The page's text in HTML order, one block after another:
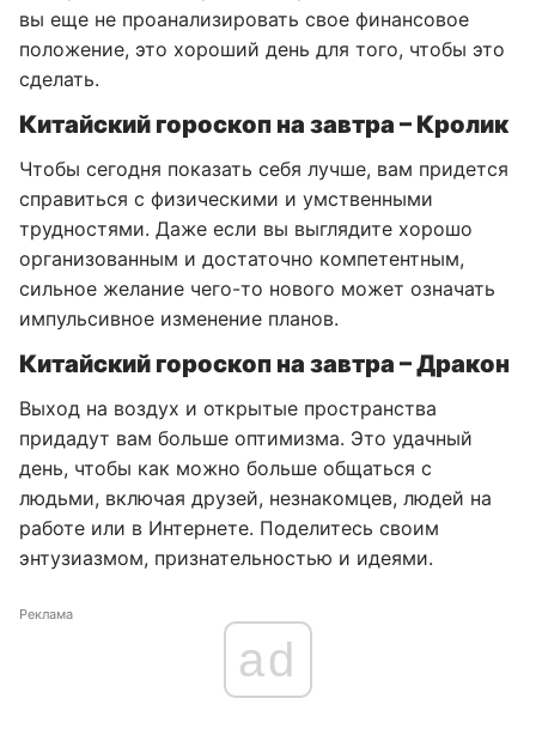
вы еще не проанализировать свое финансовое
положение, это хороший день для того, чтобы это
сделать.
Китайский гороскоп на завтра – Кролик
Чтобы сегодня показать себя лучше, вам придется
справиться с физическими и умственными
трудностями. Даже если вы выглядите хорошо
организованным и достаточно компетентным,
сильное желание чего-то нового может означать
импульсивное изменение планов.
Китайский гороскоп на завтра – Дракон
Выход на воздух и открытые пространства
придадут вам больше оптимизма. Это удачный
день, чтобы как можно больше общаться с
людьми, включая друзей, незнакомцев, людей на
работе или в Интернете. Поделитесь своим
энтузиазмом, признательностью и идеями.
Реклама
ad